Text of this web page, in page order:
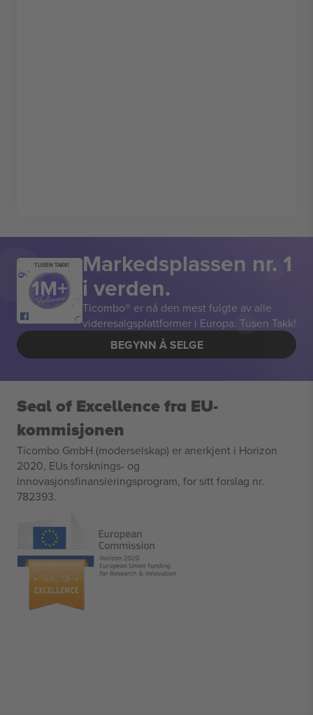
TUSEN TAKK! Markedsplassen nr. 1
i verden.
Ticombo® er nå den mest fulgte av alle
videresalgsplattformer i Europa. Tusen Takk!
BEGYNN Å SELGE
Seal of Excellence fra EU-
kommisjonen
Ticombo GmbH (moderselskap) er anerkjent i Horizon
2020, EUs forsknings- og
innovasjonsfinansieringsprogram, for sitt forslag nr.
782393.